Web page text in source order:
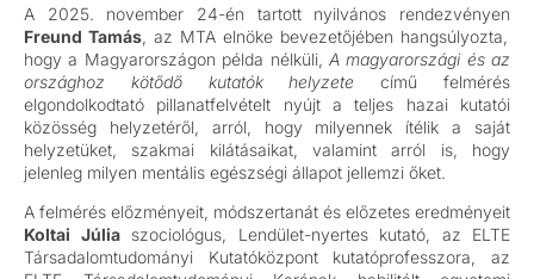
A 2025. november 24-én tartott nyilvános rendezvényen
Freund Tamás, az MTA elnöke bevezetőjében hangsúlyozta,
hogy a Magyarországon példa nélküli, A magyarországi és az
országhoz kötődő kutatók helyzete című felmérés
elgondolkodtató pillanatfelvételt nyújt a teljes hazai kutatói
közösség helyzetéről, arról, hogy milyennek ítélik a saját
helyzetüket, szakmai kilátásaikat, valamint arról is, hogy
jelenleg milyen mentális egészségi állapot jellemzi őket.
A felmérés előzményeit, módszertanát és előzetes eredményeit
Koltai Júliaszociológus, Lendület-nyertes kutató, az ELTE
Társadalomtudományi Kutatóközpont kutatóprofesszora, az